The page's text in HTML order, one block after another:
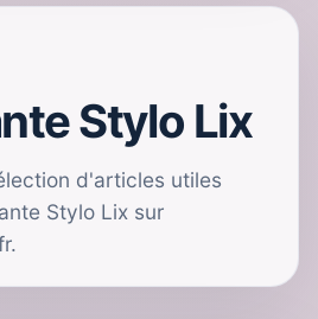
Stylo Lix
d'articles utiles
Stylo Lix sur